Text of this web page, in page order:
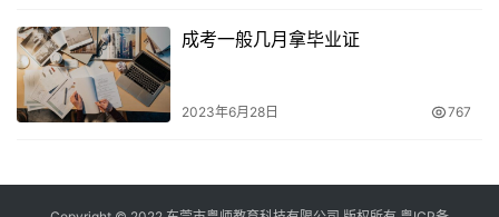
成考一般几月拿毕业证
2023年6月28日 767